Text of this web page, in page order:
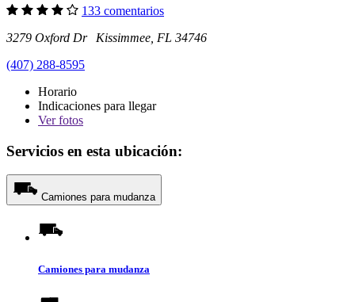
133 comentarios
3279 Oxford Dr Kissimmee, FL 34746
(407) 288-8595
Horario
Indicaciones para llegar
Verfotos
Servicios en esta ubicación:
Camiones para mudanza
Camiones para mudanza